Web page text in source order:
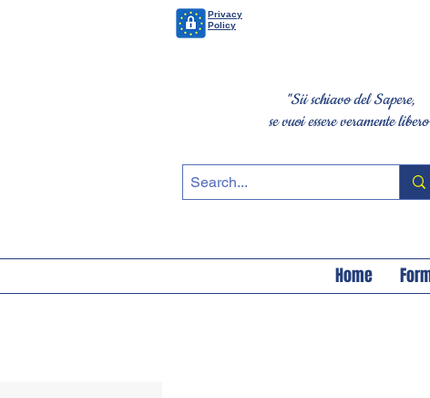
Privacy
Policy
"Sii schiavo del Sapere,
se vuoi essere veramente
Home